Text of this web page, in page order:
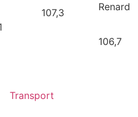
107,3
Renard
106,7
Transport